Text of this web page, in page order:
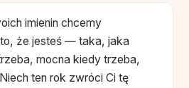
imienin chcemy
że jesteś — taka, jaka
mocna kiedy trzeba,
ten rok zwróci Ci tę